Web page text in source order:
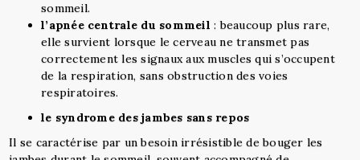
sommeil.
l’apnée centrale du sommeil : beaucoup plus rare,
elle survient lorsque le cerveau ne transmet pas
correctement les signaux aux muscles qui s’occupent
de la respiration, sans obstruction des voies
respiratoires.
le syndrome des jambes sans repos
Il se caractérise par un besoin irrésistible de bouger les